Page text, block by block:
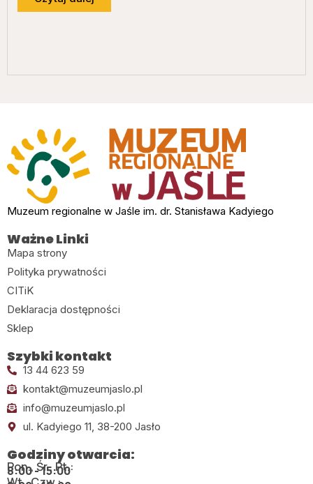
Muzeum regionalne w Jaśle im. dr. Stanisława Kadyiego
Ważne Linki
Mapa strony
Polityka prywatności
CITiK
Deklaracja dostępności
Sklep
Szybki kontakt
13 44 623 59
kontakt@muzeumjaslo.pl
info@muzeumjaslo.pl
ul. Kadyiego 11, 38-200 Jasło
Godziny otwarcia:
Pon., Śr., Pt.:
8:00 - 15:00